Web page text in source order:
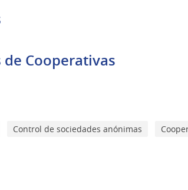
Cooperativas
Control de sociedades anónimas